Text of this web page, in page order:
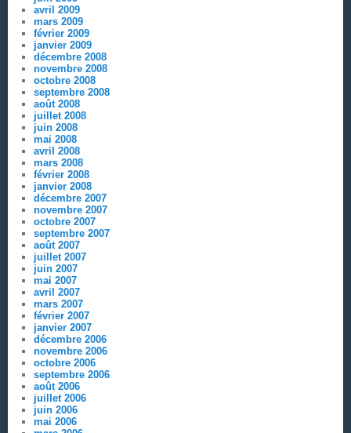
avril 2009
mars 2009
février 2009
janvier 2009
décembre 2008
novembre 2008
octobre 2008
septembre 2008
août 2008
juillet 2008
juin 2008
mai 2008
avril 2008
mars 2008
février 2008
janvier 2008
décembre 2007
novembre 2007
octobre 2007
septembre 2007
août 2007
juillet 2007
juin 2007
mai 2007
avril 2007
mars 2007
février 2007
janvier 2007
décembre 2006
novembre 2006
octobre 2006
septembre 2006
août 2006
juillet 2006
juin 2006
mai 2006